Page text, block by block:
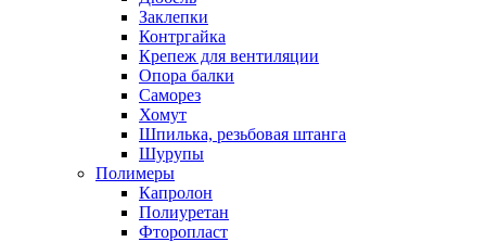
Заклепки
Контргайка
Крепеж для вентиляции
Опора балки
Саморез
Хомут
Шпилька, резьбовая штанга
Шурупы
Полимеры
Капролон
Полиуретан
Фторопласт